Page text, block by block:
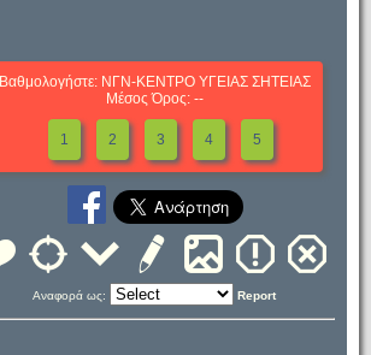
Βαθμολογήστε: ΝΓΝ-ΚΕΝΤΡΟ ΥΓΕΙΑΣ ΣΗΤΕΙΑΣ
Μέσος Όρος: --
1 2 3 4 5
Αναφορά ως: Report